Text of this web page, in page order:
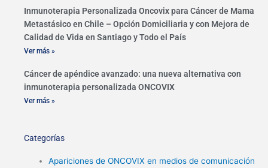
Inmunoterapia Personalizada Oncovix para Cáncer de Mama
Metastásico en Chile – Opción Domiciliaria y con Mejora de
Calidad de Vida en Santiago y Todo el País
Ver más »
Cáncer de apéndice avanzado: una nueva alternativa con
inmunoterapia personalizada ONCOVIX
Ver más »
Categorías
Apariciones de ONCOVIX en medios de comunicación